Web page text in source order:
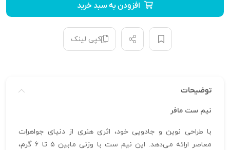
افزودن به سبد خرید
کپی لینک
توضیحات
نیم ست مافر
با طراحی نوین و جادویی خود، اثری هنری از دنیای جواهرات
معاصر ارائه می‌دهد. این نیم ست با وزنی مابین ۵ تا ۶ گرم،